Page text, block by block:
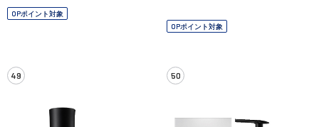
OPポイント対象
OPポイント対象
49 50